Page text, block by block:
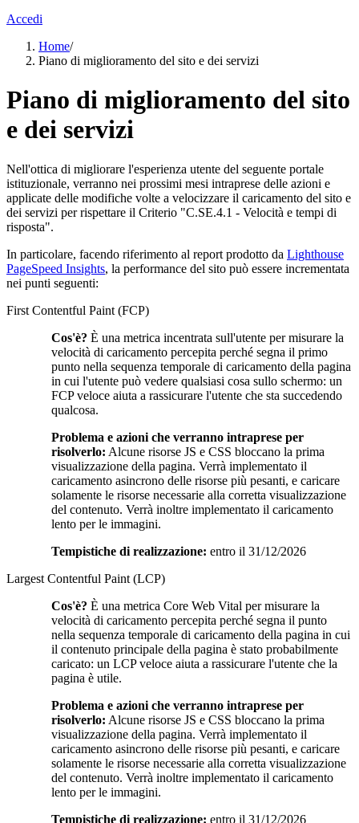
Accedi
Home/
Piano di miglioramento del sito e dei servizi
Piano di miglioramento del sito
e dei servizi
Nell'ottica di migliorare l'esperienza utente del seguente portale
istituzionale, verranno nei prossimi mesi intraprese delle azioni e
applicate delle modifiche volte a velocizzare il caricamento del sito e
dei servizi per rispettare il Criterio "C.SE.4.1 - Velocità e tempi di
risposta".
In particolare, facendo riferimento al report prodotto da Lighthouse
PageSpeed Insights, la performance del sito può essere incrementata
nei punti seguenti:
First Contentful Paint (FCP)
Cos'è? È una metrica incentrata sull'utente per misurare la
velocità di caricamento percepita perché segna il primo
punto nella sequenza temporale di caricamento della pagina
in cui l'utente può vedere qualsiasi cosa sullo schermo: un
FCP veloce aiuta a rassicurare l'utente che sta succedendo
qualcosa.
Problema e azioni che verranno intraprese per
risolverlo: Alcune risorse JS e CSS bloccano la prima
visualizzazione della pagina. Verrà implementato il
caricamento asincrono delle risorse più pesanti, e caricare
solamente le risorse necessarie alla corretta visualizzazione
del contenuto. Verrà inoltre implementato il caricamento
lento per le immagini.
Tempistiche di realizzazione: entro il 31/12/2026
Largest Contentful Paint (LCP)
Cos'è? È una metrica Core Web Vital per misurare la
velocità di caricamento percepita perché segna il punto
nella sequenza temporale di caricamento della pagina in cui
il contenuto principale della pagina è stato probabilmente
caricato: un LCP veloce aiuta a rassicurare l'utente che la
pagina è utile.
Problema e azioni che verranno intraprese per
risolverlo: Alcune risorse JS e CSS bloccano la prima
visualizzazione della pagina. Verrà implementato il
caricamento asincrono delle risorse più pesanti, e caricare
solamente le risorse necessarie alla corretta visualizzazione
del contenuto. Verrà inoltre implementato il caricamento
lento per le immagini.
Tempistiche di realizzazione: entro il 31/12/2026